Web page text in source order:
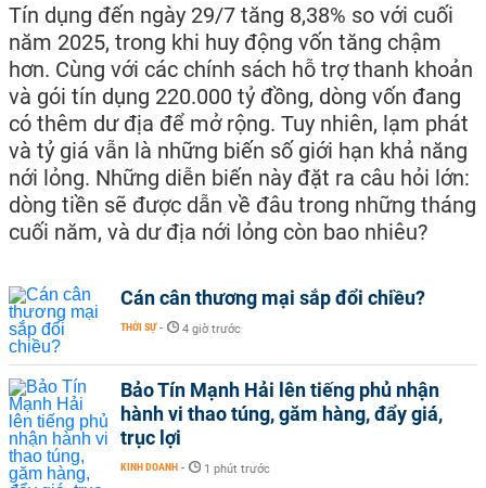
Tín dụng đến ngày 29/7 tăng 8,38% so với cuối
năm 2025, trong khi huy động vốn tăng chậm
hơn. Cùng với các chính sách hỗ trợ thanh khoản
và gói tín dụng 220.000 tỷ đồng, dòng vốn đang
có thêm dư địa để mở rộng. Tuy nhiên, lạm phát
và tỷ giá vẫn là những biến số giới hạn khả năng
nới lỏng. Những diễn biến này đặt ra câu hỏi lớn:
dòng tiền sẽ được dẫn về đâu trong những tháng
cuối năm, và dư địa nới lỏng còn bao nhiêu?
Cán cân thương mại sắp đổi chiều?
THỜI SỰ - 4 giờ trước
Bảo Tín Mạnh Hải lên tiếng phủ nhận
hành vi thao túng, găm hàng, đẩy giá,
trục lợi
KINH DOANH - 1 phút trước